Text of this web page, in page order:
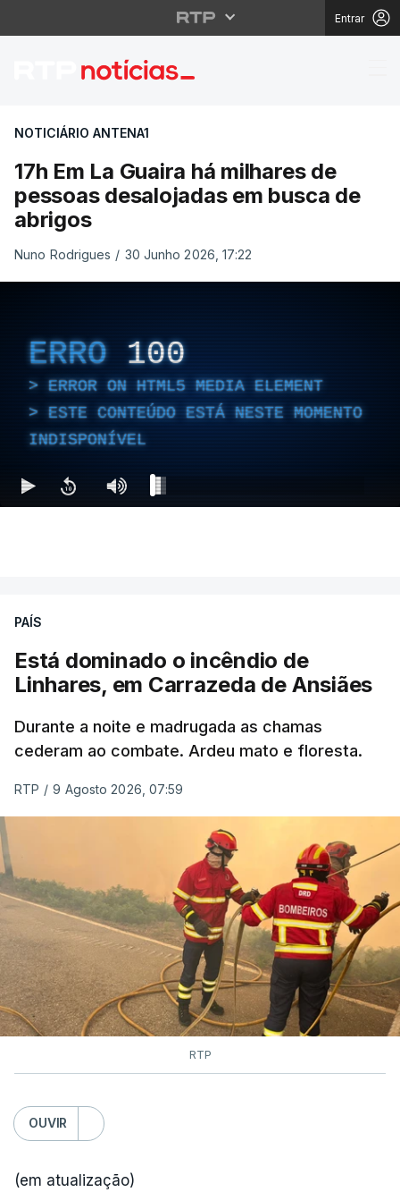
Entrar
17h Em La Guaira há
NOTICIÁRIO ANTENA1
17h Em La Guaira há milhares de
pessoas desalojadas em busca de
abrigos
Nuno Rodrigues / 30 Junho 2026, 17:22
ERRO 100
ERROR ON HTML5 MEDIA ELEMENT
ESTE CONTEÚDO ESTÁ NESTE MOMENTO
INDISPONÍVEL
PAÍS
Está dominado o incêndio de
Linhares, em Carrazeda de Ansiães
Durante a noite e madrugada as chamas
cederam ao combate. Ardeu mato e floresta.
RTP / 9 Agosto 2026, 07:59
RTP
OUVIR
(em atualização)